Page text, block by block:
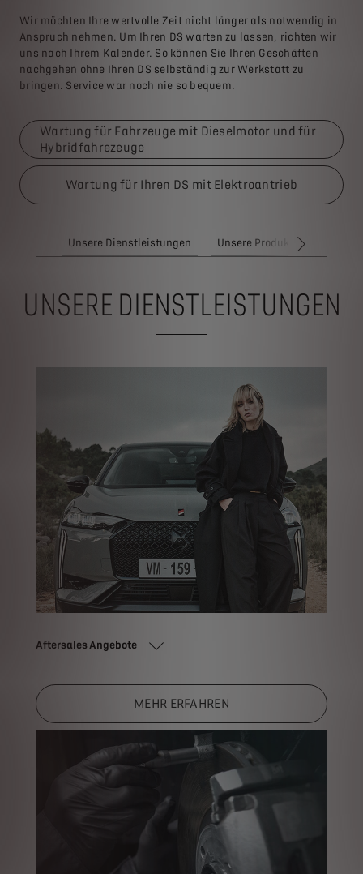
Wir möchten Ihre wertvolle Zeit nicht länger als notwendig in
Anspruch nehmen. Um Ihren DS warten zu lassen, richten wir
uns nach Ihrem Kalender. So können Sie Ihren Geschäften
nachgehen ohne Ihren DS selbständig zur Werkstatt zu
bringen. Service war noch nie so bequem.
Wartung für Fahrzeuge mit Dieselmotor und für
Hybridfahrezeuge
Wartung für Ihren DS mit Elektroantrieb
Unsere Dienstleistungen Unsere Produkte WEITER
UNSERE DIENSTLEISTUNGEN
Aftersales Angebote
MEHR ERFAHREN